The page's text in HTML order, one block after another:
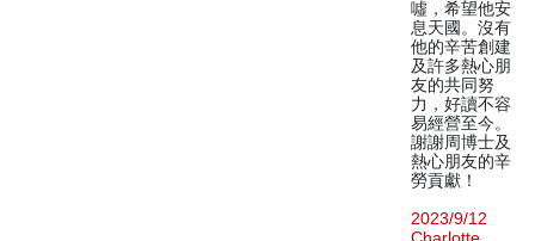
噓，希望他安
息天國。沒有
他的辛苦創建
及許多熱心朋
友的共同努
力，好讀不容
易經營至今。
謝謝周博士及
熱心朋友的辛
勞貢獻！
2023/9/12